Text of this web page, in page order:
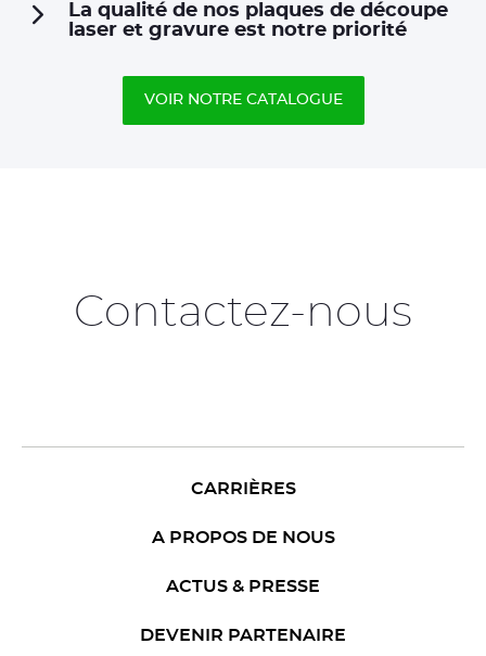
La qualité de nos plaques de découpe
laser et gravure est notre priorité
VOIR NOTRE CATALOGUE
Contactez-nous
CARRIÈRES
A PROPOS DE NOUS
ACTUS & PRESSE
DEVENIR PARTENAIRE